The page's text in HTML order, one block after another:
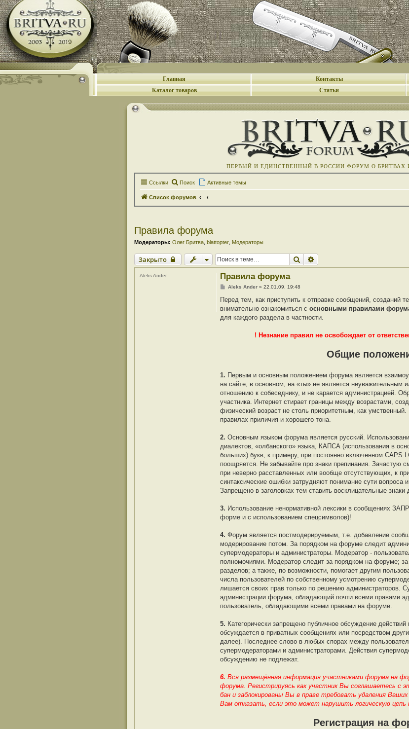
Главная Контакты
Каталог товаров
Статьи
ПЕРВЫЙ И ЕДИНСТВЕННЫЙ В РОССИИ ФОРУМ О БРИТВАХ
Ссылки Поиск Активные темы
Список форумов
Правила форума
Модераторы: Олег Бритва blattopter Модераторы
Закрыто Поиск
Aleks Ander Правила форума
С
о
б
щ
е
Aleks Ander »22.01.09, 19:48
Перед тем, как приступить к отправке сообщений, созданий
внимательно ознакомиться сосновными правилами
для каждого раздела в частности.
! Незнание правил не освобождает от
Общие
1. Первым и основным положением форума является
на сайте, в основном, на «ты» не является неуважительным
отношению к собеседнику, и не карается администрацией.
участника. Интернет стирает границы между возрастами,
физический возраст не столь приоритетным, как
правилах приличия и хорошего тона.
2. Основным языком форума является русский.
диалектов, «олбанского» языка, КАПСА (использования в
больших) букв, к примеру, при постоянно включенном CAPS
поощряется. Не забывайте про знаки препинания. Зачастую
при неверно расставленных или вообще отсутствующих, к
синтаксические ошибки затрудняют понимание сути вопроса
Запрещено в заголовках тем ставить восклицательные
3. Использование ненормативной лексики в сообщениях
форме и с использованием спецсимволов)!
4. Форум является постмодерируемым, т.е. добавление
модерирование потом. За порядком на форуме следит
супермодераторы и администраторы. Модератор -
полномочиями. Модератор следит за порядком на форуме;
разделов; а также, по возможности, помогает другим
числа пользователей по собственному усмотрению
лишается своих прав только по решению администраторов.
администрации форума, обладающий почти всеми правами
пользователь, обладающими всеми правами на форуме.
5. Категорически запрещено публичное обсуждение
обсуждается в приватных сообщениях или посредством
далее). Последнее слово в любых спорах между
супермодераторами и администраторами. Действия
обсуждению не подлежат.
6. Вся размещённая информация участниками форума на
форума. Регистрируясь как участник Вы соглашаетесь с
бан и заблокированы Вы в праве требовать удаления
Вам отказать, если это может нарушить логическую цепь
Регистрация на